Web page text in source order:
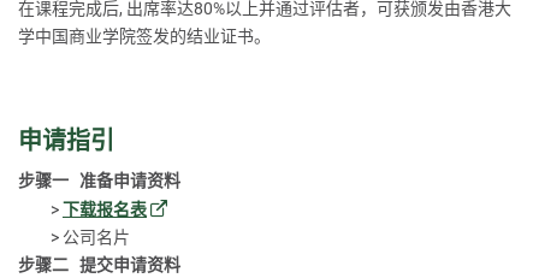
在课程完成后, 出席率达80%以上并通过评估者，可获颁发由香港大
学中国商业学院签发的结业证书。
申请指引
步骤一 准备申请资料
>下载报名表
> 公司名片
步骤二 提交申请资料